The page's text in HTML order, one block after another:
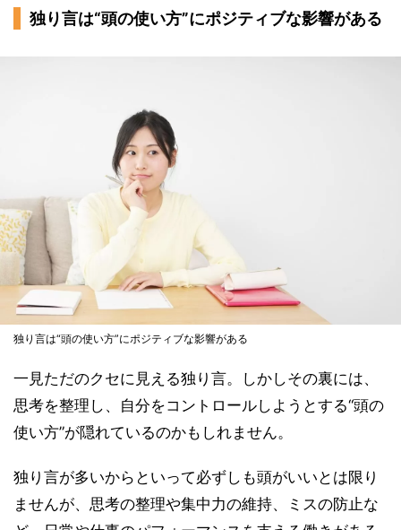
独り言は“頭の使い方”にポジティブな影響がある
独り言は“頭の使い方”にポジティブな影響がある
一見ただのクセに見える独り言。しかしその裏には、
思考を整理し、自分をコントロールしようとする“頭の
使い方”が隠れているのかもしれません。
独り言が多いからといって必ずしも頭がいいとは限り
ませんが、思考の整理や集中力の維持、ミスの防止な